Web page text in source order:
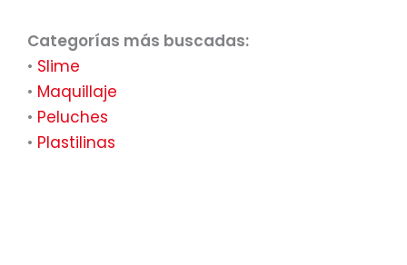
Categorías más buscadas:
• Slime
• Maquillaje
• Peluches
• Plastilinas